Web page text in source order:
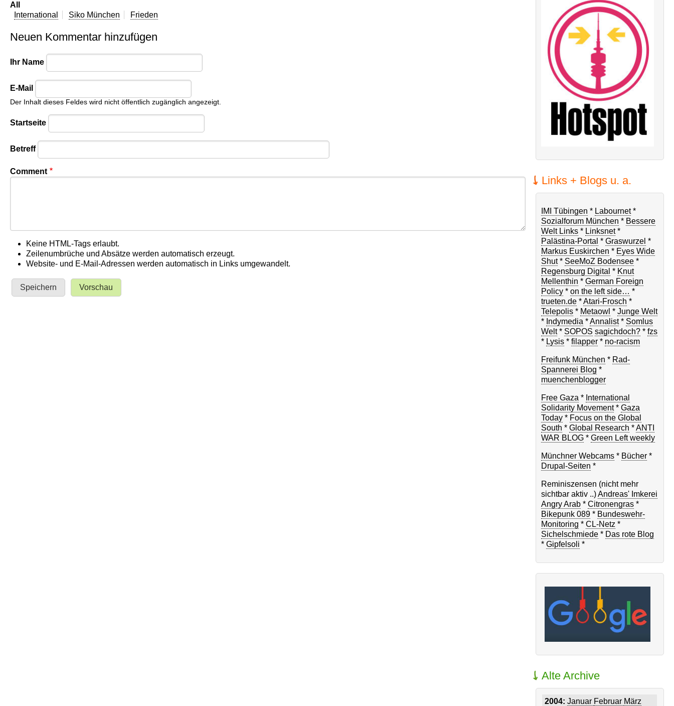
All
International
Siko München Frieden
Neuen Kommentar hinzufügen
Ihr Name
E-Mail
Der Inhalt dieses Feldes wird nicht öffentlich zugänglich angezeigt.
Startseite
Betreff
Comment
Keine HTML-Tags erlaubt.
Zeilenumbrüche und Absätze werden automatisch erzeugt.
Website- und E-Mail-Adressen werden automatisch in Links umgewandelt.
Links + Blogs u. a.
IMI Tübingen * Labournet*
Sozialforum München * Bessere
Welt Links * Linksnet*
Palästina-Portal *Graswurzel *
Markus Euskirchen * Eyes Wide
Shut* SeeMoZ Bodensee *
Regensburg Digital * Knut
Mellenthin *German Foreign
Policy *on the left side… *
trueten.de *Atari-Frosch *
Telepolis * Metaowl *Junge Welt
* Indymedia *Annalist* Somlus
Welt* SOPOS sagichdoch? *fzs
* Lysis *filapper * no-racism
Freifunk München * Rad-
Spannerei Blog *
muenchenblogger
Free Gaza * International
Solidarity Movement*Gaza
Today * Focus on the Global
South *Global Research *ANTI
WAR BLOG *Green Left weekly
Münchner Webcams * Bücher *
Drupal-Seiten *
Reminiszensen (nicht mehr
sichtbar aktiv ..)Andreas' Imkerei
Angry Arab *Citronengras *
Bikepunk 089 * Bundeswehr-
Monitoring *CL-Netz *
Sichelschmiede * Das rote Blog
*Gipfelsoli *
Alte Archive
2004: Januar Februar März